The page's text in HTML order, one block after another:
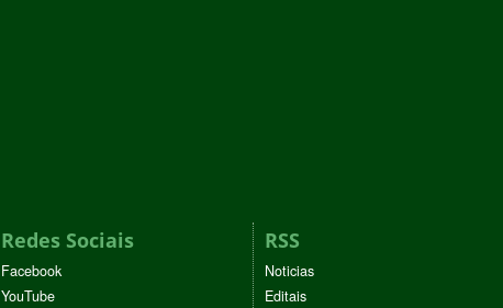
Redes Sociais
Facebook
YouTube
RSS
Noticias
Editais